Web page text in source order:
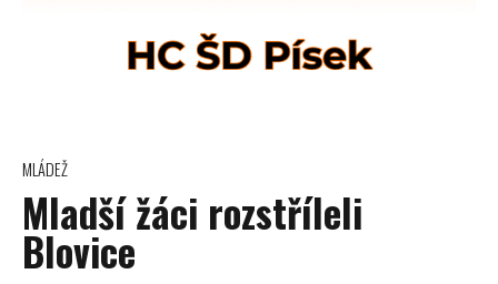
MLÁDEŽ
Mladší žáci rozstříleli
Blovice